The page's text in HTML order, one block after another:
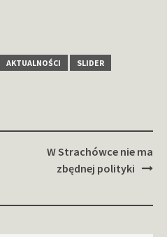
AKTUALNOŚCI SLIDER
W Strachówce nie ma
zbędnej polityki